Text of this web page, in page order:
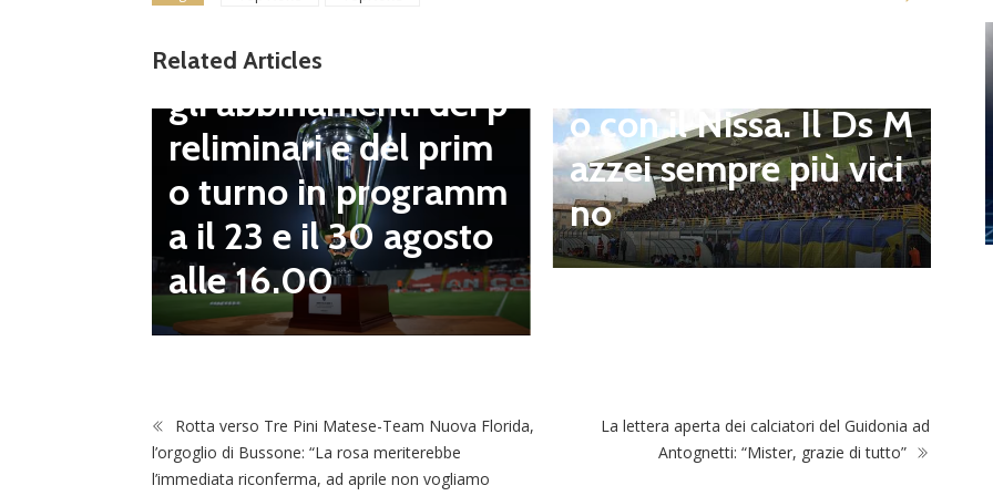
Related Articles
Coppa Italia Serie D,
gli abbinamenti dei p
reliminari e del prim
o turno in programm
a il 23 e il 30 agosto
alle 16.00
o con il Nissa. Il Ds M
azzei sempre più vici
no
Rotta verso Tre Pini Matese-Team Nuova Florida,
l’orgoglio di Bussone: “La rosa meriterebbe
l’immediata riconferma, ad aprile non vogliamo
La lettera aperta dei calciatori del Guidonia ad
Antognetti: “Mister, grazie di tutto”